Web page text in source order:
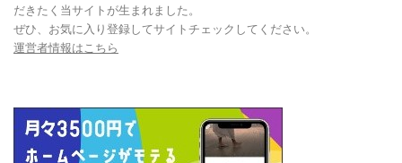
だきたく当サイトが生まれました。
ぜひ、お気に入り登録してサイトチェックしてください。
運営者情報はこちら